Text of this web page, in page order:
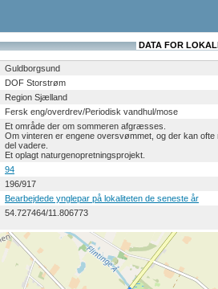
DATA FOR
Guldborgsund
DOF Storstrøm
Region Sjælland
Fersk eng/overdrev/Periodisk vandhul/mose
Et område der om sommeren afgræsses.
Om vinteren er engene oversvømmet, og der kan
del vadere.
Et oplagt naturgenopretningsprojekt.
94
196/917
Bearbejdede ynglepar på lokaliteten de seneste år
54.727464/11.806773